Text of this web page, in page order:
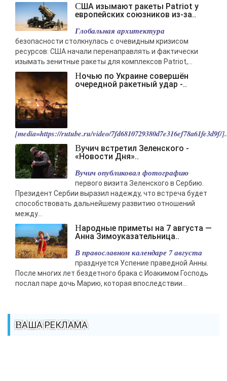
США изымают ракеты Patriot у
европейских союзников из-за..
Глобальная архитектура
безопасности столкнулась с очевидным кризисом
ресурсов: США начали перенаправлять и фактически
изымать зенитные ракеты для комплексов Patriot,...
Ночью по Украине совершён
очередной ракетный удар -..
[media=https://rutube.ru/video/7fd6810729380d7e316ef78a61fe3d9f/
Вучич встретил Зеленского -
«Новости Дня»..
Вучич опубликовал фотографию
первого визита Зеленского в Сербию.
Президент Сербии выразил надежду, что встреча будет
способствовать дальнейшему развитию отношений
между...
Народные приметы на 7 августа —
Анна Зимоуказательница..
В православном календаре 7 августа
празднуется Успение праведной Анны.
После многих лет бездетного брака с Иоакимом Господь
послал паре дочь Марию, которая впоследствии...
ВАША РЕКЛАМА